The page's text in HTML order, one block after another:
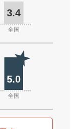
3.4
全国
5.0
全国